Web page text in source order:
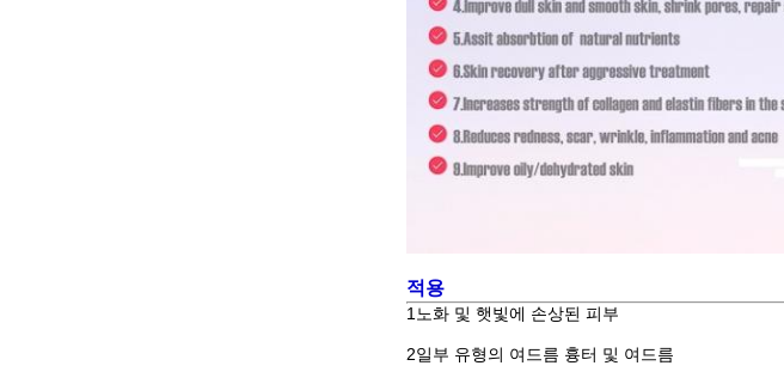
적용
1노화 및 햇빛에 손상된 피부
2일부 유형의 여드름 흉터 및 여드름